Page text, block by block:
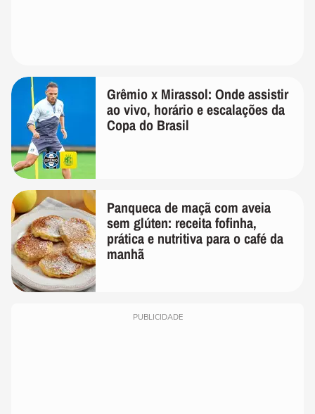
Grêmio x Mirassol: Onde assistir
ao vivo, horário e escalações da
Copa do Brasil
Panqueca de maçã com aveia
sem glúten: receita fofinha,
prática e nutritiva para o café da
manhã
PUBLICIDADE